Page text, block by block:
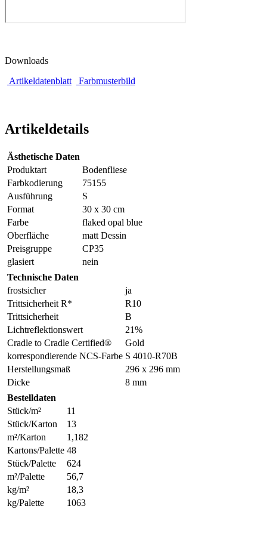
Downloads
Artikeldatenblatt
Farbmusterbild
Artikeldetails
Ästhetische Daten
Produktart
Bodenfliese
Farbkodierung
75155
Ausführung
S
Format
30 x 30 cm
Farbe
flaked opal blue
Oberfläche
matt Dessin
Preisgruppe
CP35
glasiert
nein
Technische Daten
frostsicher
ja
Trittsicherheit R*
R10
Trittsicherheit
B
Lichtreflektionswert
21%
Cradle to Cradle Certified®
Gold
korrespondierende NCS-Farbe S 4010-R70B
Herstellungsmaß
296 x 296 mm
Dicke
8 mm
Bestelldaten
Stück/m²
11
Stück/Karton
13
m²/Karton
1,182
Kartons/Palette 48
Stück/Palette
624
m²/Palette
56,7
kg/m²
18,3
kg/Palette
1063